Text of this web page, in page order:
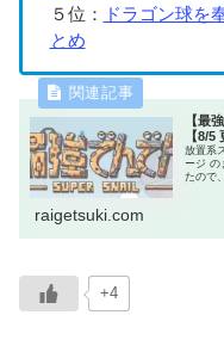
５位：
ドラゴン球を
とめ
【最
【8/5
放置系
ージ の
たので
raigetsuki.com
+4